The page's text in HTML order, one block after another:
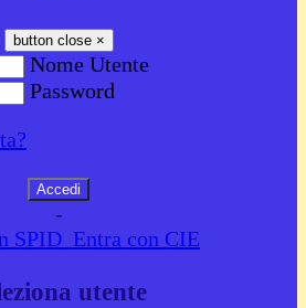
button close ×
Nome Utente
Password
-
SPID Entra con CIE
utente